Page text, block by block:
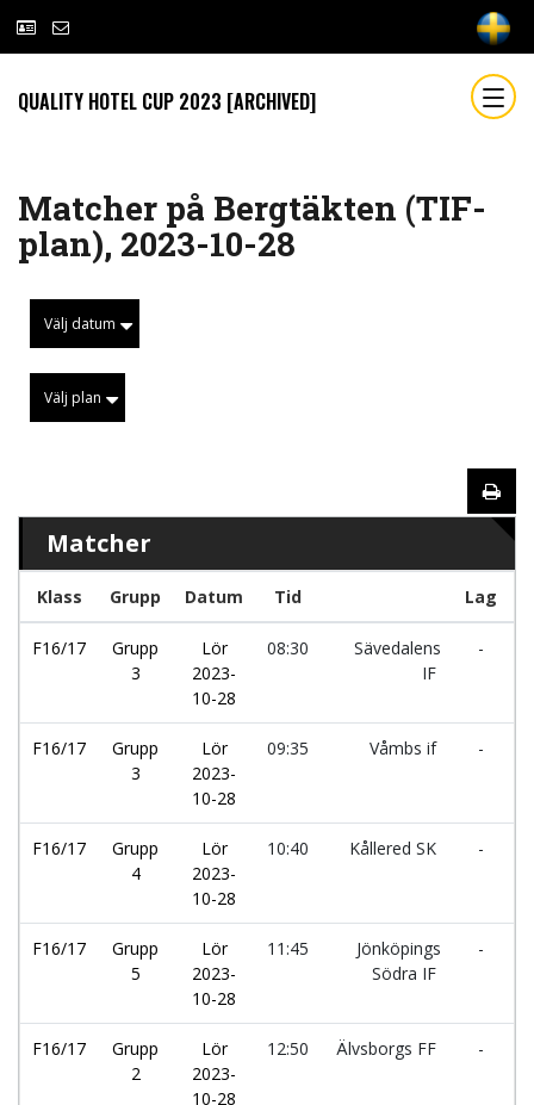
QUALITY HOTEL CUP 2023 [ARCHIVED]
Matcher på Bergtäkten (TIF-
plan), 2023-10-28
Välj datum
Välj plan
Matcher
Klass Grupp Datum Tid Lag
F16/17
Grupp
3
Lör
2023-
10-28
08:30
Sävedalens
IF
-
F16/17
Grupp
3
Lör
2023-
10-28
09:35 Våmbs if -
F16/17
Grupp
4
Lör
2023-
10-28
10:40 Kållered SK -
F16/17
Grupp
5
Lör
2023-
10-28
11:45
Jönköpings
Södra IF
-
F16/17
Grupp
2
Lör
2023-
10-28
12:50 Älvsborgs FF -